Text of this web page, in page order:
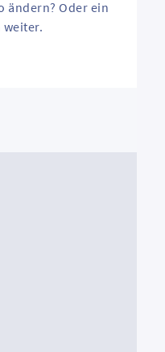
ändern? Oder ein
weiter.